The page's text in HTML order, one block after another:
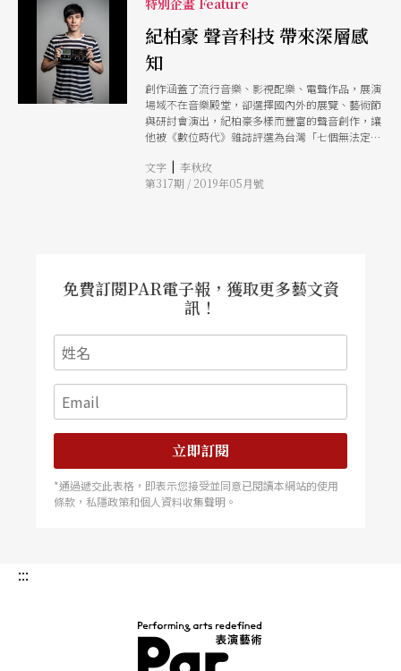
特別企畫 Feature
紀柏豪 聲音科技 帶來深層感
知
創作涵蓋了流行音樂、影視配樂、電聲作品，展演
場域不在音樂殿堂，卻選擇國內外的展覽、藝術節
與研討會演出，紀柏豪多樣而豐富的聲音創作，讓
他被《數位時代》雜誌評選為台灣「七個無法定義
期間嘗試多聲道創作，並結合手機進行互動，「創
造更即時的、個人的、現場的互動與聆聽體驗。」
文字 | 李秋玫
第317期 / 2019年05月號
免費訂閱PAR電子報，獲取更多藝文資
訊！
立即訂閱
*通過遞交此表格，即表示您接受並同意已閱讀本網站的使用
條款，私隱政策和個人資料收集聲明。
:::